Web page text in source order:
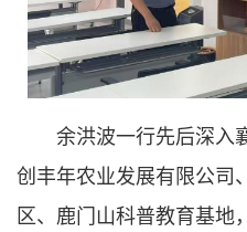
余洪波一行先后深入
创丰年农业发展有限公司
区、鹿门山科普教育基地